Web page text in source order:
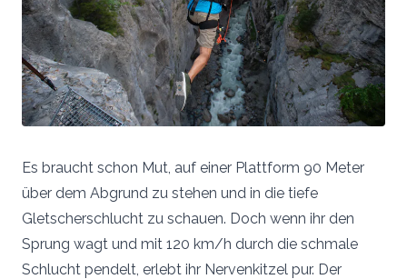
Es braucht schon Mut, auf einer Plattform 90 Meter
über dem Abgrund zu stehen und in die tiefe
Gletscherschlucht zu schauen. Doch wenn ihr den
Sprung wagt und mit 120 km/h durch die schmale
Schlucht pendelt, erlebt ihr Nervenkitzel pur. Der